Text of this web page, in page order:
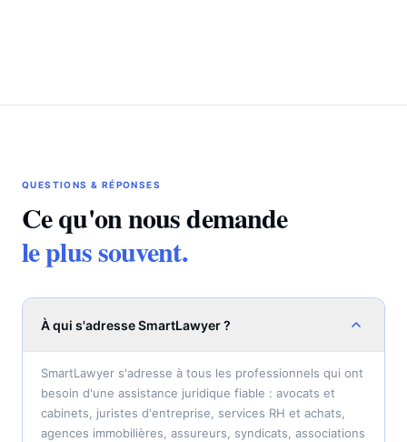
QUESTIONS & RÉPONSES
Ce qu'on nous demande
le plus souvent.
À qui s'adresse SmartLawyer ?
SmartLawyer s'adresse à tous les professionnels qui ont
besoin d'une assistance juridique fiable : avocats et
cabinets, juristes d'entreprise, services RH et achats,
agences immobilières, assureurs, syndicats, associations